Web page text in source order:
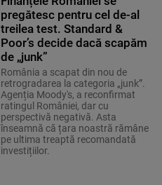
pregătesc pentru cel de-al
treilea test. Standard &
Poor’s decide dacă scapăm
de „junk”
România a scapat din nou de
retrogradarea la categoria „junk”.
Agenția Moody's, a reconfirmat
ratingul României, dar cu
perspectivă negativă. Asta
înseamnă că țara noastră rămâne
pe ultima treaptă recomandată
investițiilor.